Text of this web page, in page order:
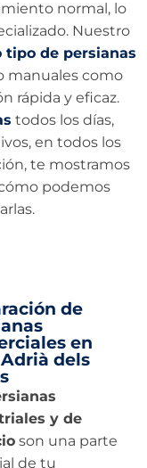
normal, lo
Nuestro
tipo de persianas
manuales como
rápida y eficaz.
todos los días,
en todos los
te mostramos
podemos
de
en
dels
y de
son una parte
de tu